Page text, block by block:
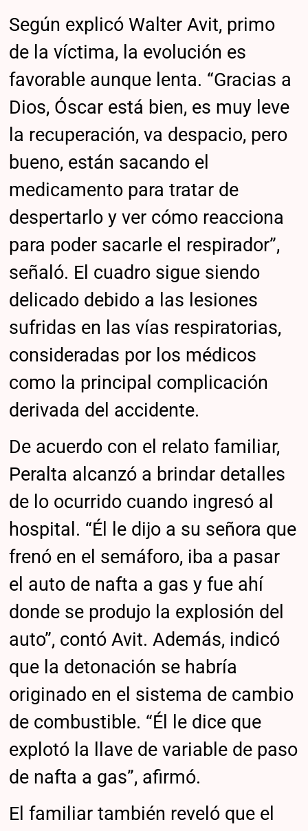
Según explicó Walter Avit, primo
de la víctima, la evolución es
favorable aunque lenta. “Gracias a
Dios, Óscar está bien, es muy leve
la recuperación, va despacio, pero
bueno, están sacando el
medicamento para tratar de
despertarlo y ver cómo reacciona
para poder sacarle el respirador”,
señaló. El cuadro sigue siendo
delicado debido a las lesiones
sufridas en las vías respiratorias,
consideradas por los médicos
como la principal complicación
derivada del accidente.
De acuerdo con el relato familiar,
Peralta alcanzó a brindar detalles
de lo ocurrido cuando ingresó al
hospital. “Él le dijo a su señora que
frenó en el semáforo, iba a pasar
el auto de nafta a gas y fue ahí
donde se produjo la explosión del
auto”, contó Avit. Además, indicó
que la detonación se habría
originado en el sistema de cambio
de combustible. “Él le dice que
explotó la llave de variable de paso
de nafta a gas”, afirmó.
El familiar también reveló que el